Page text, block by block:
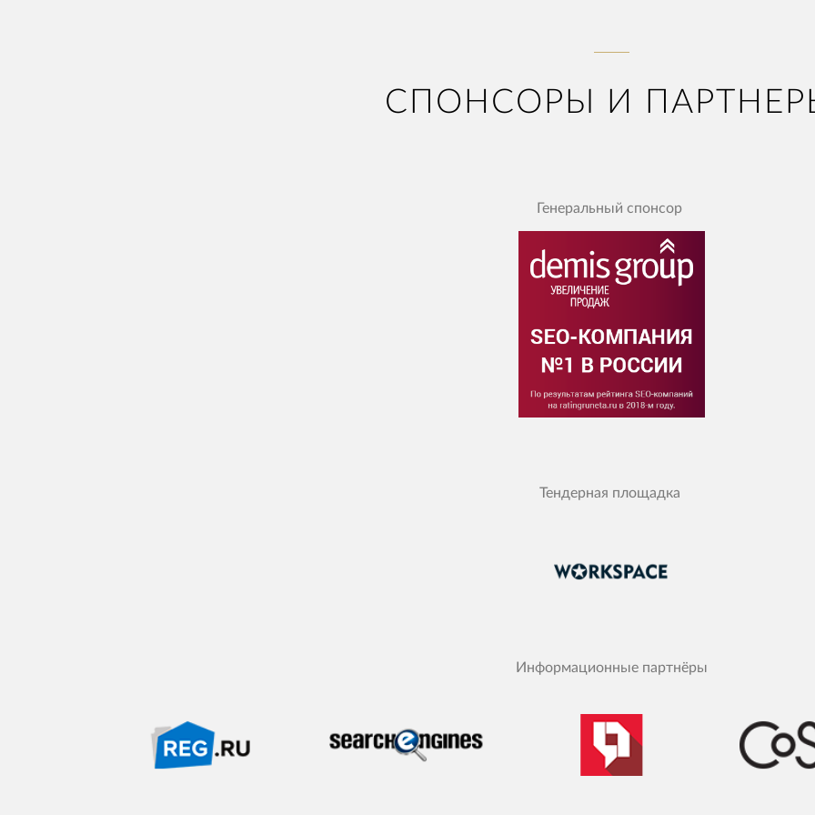
СПОНСОРЫ И
Генеральный спонсор
Тендерная площадка
Информационные партнёры